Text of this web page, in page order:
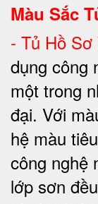
Màu Sắc
- Tủ Hồ Sơ
dụng công
một trong
đại. Với
hệ màu
công nghệ
lớp sơn